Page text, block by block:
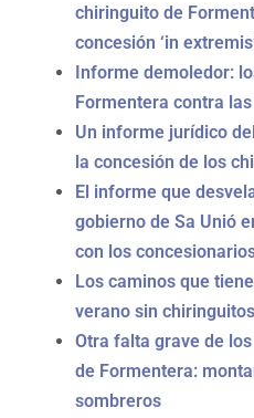
chiringuito de
concesión ‘in
Informe demoledor:
Formentera contra
Un informe jurídico
la concesión de los
El informe que
gobierno de Sa Unió
con los
Los caminos que
verano sin chiringuitos
Otra falta grave de
de Formentera:
sombreros